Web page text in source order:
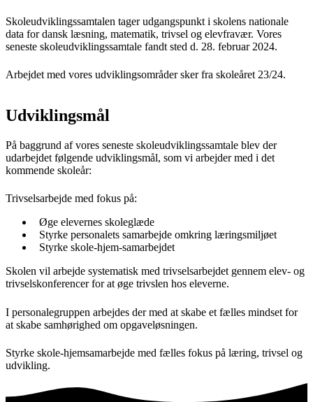
Skoleudviklingssamtalen tager udgangspunkt i skolens nationale
data for dansk læsning, matematik, trivsel og elevfravær. Vores
seneste skoleudviklingssamtale fandt sted d. 28. februar 2024.
Arbejdet med vores udviklingsområder sker fra skoleåret 23/24.
Udviklingsmål
På baggrund af vores seneste skoleudviklingssamtale blev der
udarbejdet følgende udviklingsmål, som vi arbejder med i det
kommende skoleår:
Trivselsarbejde med fokus på:
Øge elevernes skoleglæde
Styrke personalets samarbejde omkring læringsmiljøet
Styrke skole-hjem-samarbejdet
Skolen vil arbejde systematisk med trivselsarbejdet gennem elev- og
trivselskonferencer for at øge trivslen hos eleverne.
I personalegruppen arbejdes der med at skabe et fælles mindset for
at skabe samhørighed om opgaveløsningen.
Styrke skole-hjemsamarbejde med fælles fokus på læring, trivsel og
udvikling.